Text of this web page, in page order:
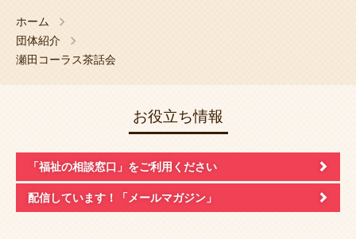
ホーム
団体紹介
瀬田コーラス茶話会
お役立ち情報
「福祉の相談窓口」 をご利用ください
配信しています！ 「メールマガジン」